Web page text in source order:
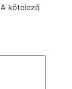
A kötelező